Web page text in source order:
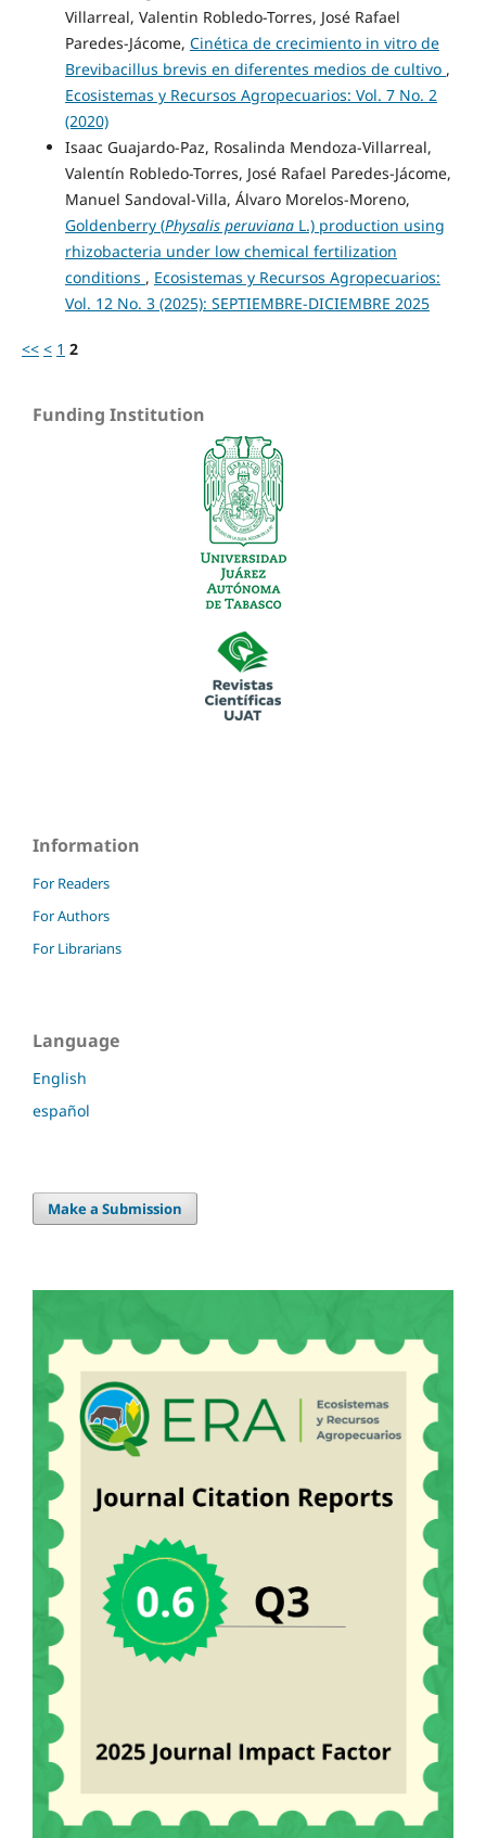
Villarreal, Valentin Robledo-Torres, José Rafael
Paredes-Jácome, Cinética de crecimiento in vitro de
Brevibacillus brevis en diferentes medios de cultivo ,
Ecosistemas y Recursos Agropecuarios: Vol. 7 No. 2
(2020)
Isaac Guajardo-Paz, Rosalinda Mendoza-Villarreal,
Valentín Robledo-Torres, José Rafael Paredes-Jácome,
Manuel Sandoval-Villa, Álvaro Morelos-Moreno,
Goldenberry (Physalis peruvianaL.) production using
rhizobacteria under low chemical fertilization
conditions , Ecosistemas y Recursos Agropecuarios:
Vol. 12 No. 3 (2025): SEPTIEMBRE-DICIEMBRE 2025
<< < 1 2
Funding Institution
Information
For Readers
For Authors
For Librarians
Language
English
español
Make a Submission